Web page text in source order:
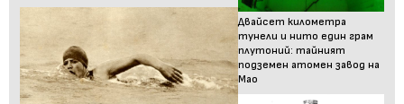
Двайсет километра
тунели и нито един грам
плутоний: тайният
подземен атомен завод на
Мао